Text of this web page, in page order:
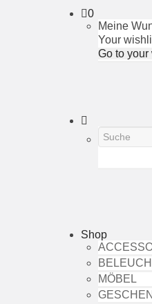
0
Meine
Your
Go to
Shop
MÖBEL